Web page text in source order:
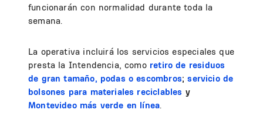
funcionarán con normalidad durante toda la
semana.
La operativa incluirá los servicios especiales que
presta la Intendencia, como retiro de residuos
de gran tamaño, podas o escombros;servicio de
bolsones para materiales reciclables y
Montevideo más verde en línea.